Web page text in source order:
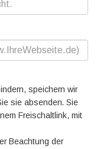
speichern wir
sie absenden. Sie
Freischaltlink, mit
Beachtung der